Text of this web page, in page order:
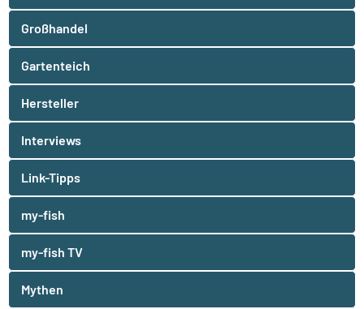
Großhandel
Gartenteich
Hersteller
Interviews
Link-Tipps
my-fish
my-fish TV
Mythen